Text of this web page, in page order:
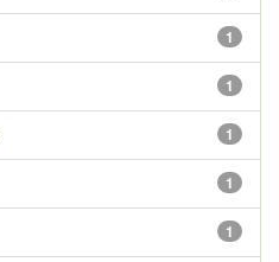
1
1
1
1
1